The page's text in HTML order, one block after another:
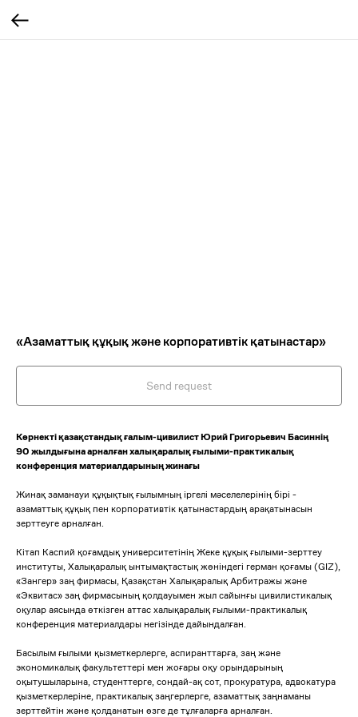
«Азаматтық құқық және корпоративтік қатынастар»
Send request
Көрнекті қазақстандық ғалым-цивилист Юрий Григорьевич Басиннің
90 жылдығына арналған халықаралық ғылыми-практикалық
конференция материалдарының жинағы
Жинақ заманауи құқықтық ғылымның іргелі мәселелерінің бірі -
азаматтық құқық пен корпоративтік қатынастардың арақатынасын
зерттеуге арналған.
Кітап Каспий қоғамдық университетінің Жеке құқық ғылыми-зерттеу
институты, Халықаралық ынтымақтастық жөніндегі герман қоғамы (GIZ),
«Зангер» заң фирмасы, Қазақстан Халықаралық Арбитражы және
«Эквитас» заң фирмасының қолдауымен жыл сайынғы цивилистикалық
оқулар аясында өткізген аттас халықаралық ғылыми-практикалық
конференция материалдары негізінде дайындалған.
Басылым ғылыми қызметкерлерге, аспиранттарға, заң және
экономикалық факультеттері мен жоғары оқу орындарының
оқытушыларына, студенттерге, сондай-ақ сот, прокуратура, адвокатура
қызметкерлеріне, практикалық заңгерлерге, азаматтық заңнаманы
зерттейтін және қолданатын өзге де тұлғаларға арналған.